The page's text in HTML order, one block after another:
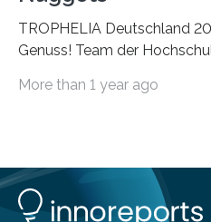
TROPHELIA Deutschland
Genuss! Team der
ECOTROPHELIAMit der
Studierende der
wurde zum 16. Mal durch
More than 1 year ago